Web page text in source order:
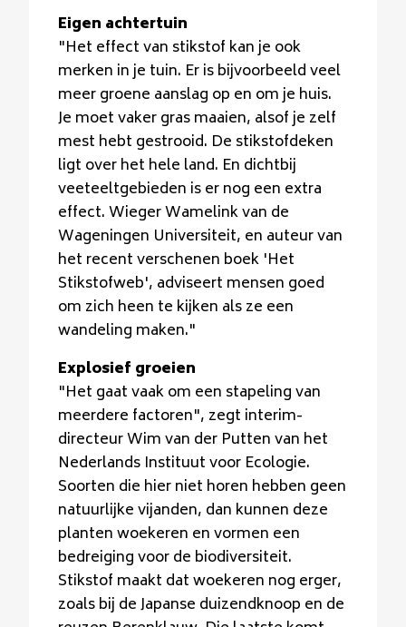
Eigen achtertuin
"Het effect van stikstof kan je ook
merken in je tuin. Er is bijvoorbeeld veel
meer groene aanslag op en om je huis.
Je moet vaker gras maaien, alsof je zelf
mest hebt gestrooid. De stikstofdeken
ligt over het hele land. En dichtbij
veeteeltgebieden is er nog een extra
effect. Wieger Wamelink van de
Wageningen Universiteit, en auteur van
het recent verschenen boek 'Het
Stikstofweb', adviseert mensen goed
om zich heen te kijken als ze een
wandeling maken."
Explosief groeien
"Het gaat vaak om een stapeling van
meerdere factoren", zegt interim-
directeur Wim van der Putten van het
Nederlands Instituut voor Ecologie.
Soorten die hier niet horen hebben geen
natuurlijke vijanden, dan kunnen deze
planten woekeren en vormen een
bedreiging voor de biodiversiteit.
Stikstof maakt dat woekeren nog erger,
zoals bij de Japanse duizendknoop en de